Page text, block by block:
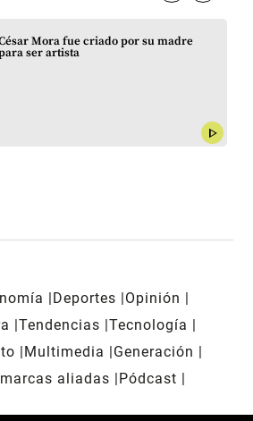
Mora fue criado por su madre
ser artista
play_arrow
Deportes
Opinión
Tendencias Tecnología
Multimedia
Generación
aliadas
Pódcast